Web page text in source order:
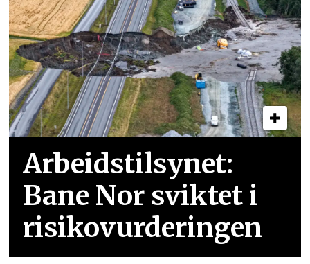
Arbeidstilsynet:
Bane Nor sviktet i
risikovurderingen